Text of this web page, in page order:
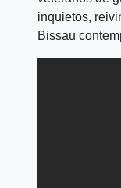
inquietos,
Bissau